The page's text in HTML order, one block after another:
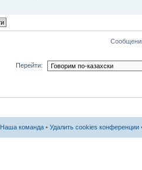
Перейти:
Наша команда • Удалить cookies конференции